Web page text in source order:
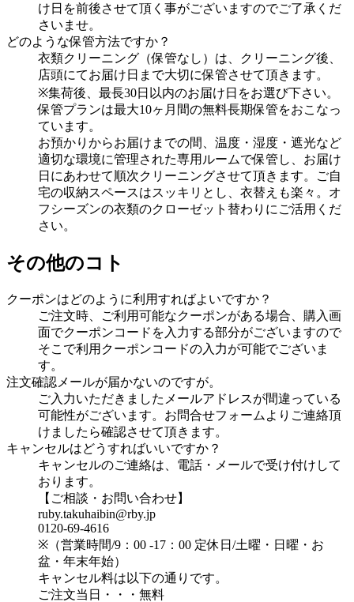
け日を前後させて頂く事がございますのでご了承くだ
さいませ。
どのような保管方法ですか？
衣類クリーニング（保管なし）は、クリーニング後、
店頭にてお届け日まで大切に保管させて頂きます。
※集荷後、最長30日以内のお届け日をお選び下さい。
保管プランは最大10ヶ月間の無料長期保管をおこなっ
ています。
お預かりからお届けまでの間、温度・湿度・遮光など
適切な環境に管理された専用ルームで保管し、お届け
日にあわせて順次クリーニングさせて頂きます。ご自
宅の収納スペースはスッキリとし、衣替えも楽々。オ
フシーズンの衣類のクローゼット替わりにご活用くだ
さい。
その他のコト
クーポンはどのように利用すればよいですか？
ご注文時、ご利用可能なクーポンがある場合、購入画
面でクーポンコードを入力する部分がございますので
そこで利用クーポンコードの入力が可能でございま
す。
注文確認メールが届かないのですが。
ご入力いただきましたメールアドレスが間違っている
可能性がございます。お問合せフォームよりご連絡頂
けましたら確認させて頂きます。
キャンセルはどうすればいいですか？
キャンセルのご連絡は、電話・メールで受け付けして
おります。
【ご相談・お問い合わせ】
ruby.takuhaibin@rby.jp
0120-69-4616
※（営業時間/9：00 -17：00 定休日/土曜・日曜・お
盆・年末年始）
キャンセル料は以下の通りです。
ご注文当日・・・無料